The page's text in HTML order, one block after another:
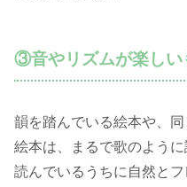
③音やリズムが楽しい
韻を踏んでいる絵本や、
絵本は、まるで歌のよう
読んでいるうちに自然と